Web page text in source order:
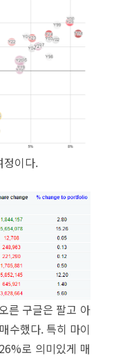
정이다.
른 구글은 팔고 아
수했다. 특히 마이
로 의미있게 매